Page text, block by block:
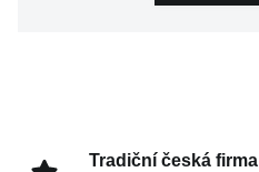
Tradiční česká firma